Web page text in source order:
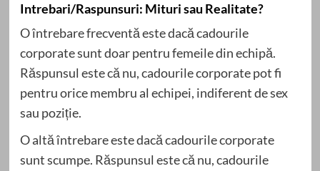
Intrebari/Raspunsuri: Mituri sau Realitate?
O întrebare frecventă este dacă cadourile
corporate sunt doar pentru femeile din echipă.
Răspunsul este că nu, cadourile corporate pot fi
pentru orice membru al echipei, indiferent de sex
sau poziție.
O altă întrebare este dacă cadourile corporate
sunt scumpe. Răspunsul este că nu, cadourile